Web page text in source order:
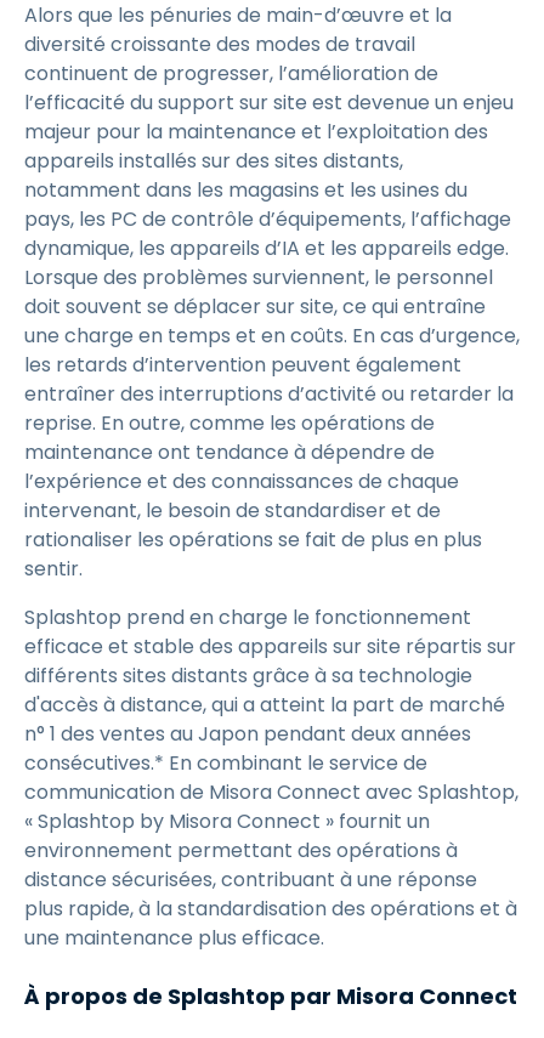
Alors que les pénuries de main-d’œuvre et la
diversité croissante des modes de travail
continuent de progresser, l’amélioration de
l’efficacité du support sur site est devenue un enjeu
majeur pour la maintenance et l’exploitation des
appareils installés sur des sites distants,
notamment dans les magasins et les usines du
pays, les PC de contrôle d’équipements, l’affichage
dynamique, les appareils d’IA et les appareils edge.
Lorsque des problèmes surviennent, le personnel
doit souvent se déplacer sur site, ce qui entraîne
une charge en temps et en coûts. En cas d’urgence,
les retards d’intervention peuvent également
entraîner des interruptions d’activité ou retarder la
reprise. En outre, comme les opérations de
maintenance ont tendance à dépendre de
l’expérience et des connaissances de chaque
intervenant, le besoin de standardiser et de
rationaliser les opérations se fait de plus en plus
sentir.
Splashtop prend en charge le fonctionnement
efficace et stable des appareils sur site répartis sur
différents sites distants grâce à sa technologie
d'accès à distance, qui a atteint la part de marché
n° 1 des ventes au Japon pendant deux années
consécutives.* En combinant le service de
communication de Misora Connect avec Splashtop,
« Splashtop by Misora Connect » fournit un
environnement permettant des opérations à
distance sécurisées, contribuant à une réponse
plus rapide, à la standardisation des opérations et à
une maintenance plus efficace.
À propos de Splashtop par Misora Connect